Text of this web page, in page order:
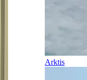
Arktis